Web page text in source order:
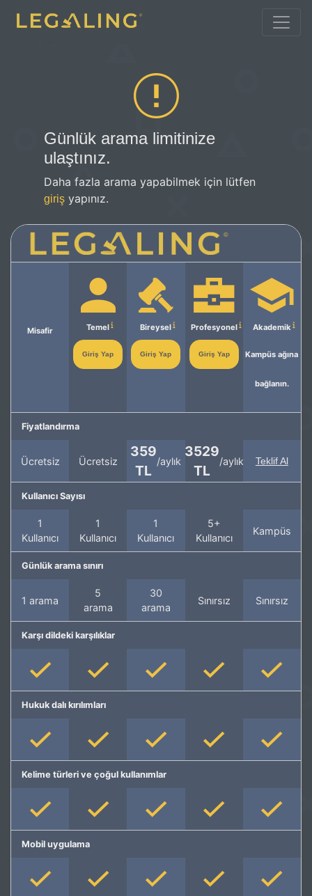
Günlük arama limitinize
ulaştınız.
Daha fazla arama yapabilmek için lütfen
giriş yapınız.
Misafir Temel
Giriş Yap
Bireysel
Giriş Yap
Profesyonel
Giriş Yap
Akademik
Kampüs ağına
bağlanın.
Fiyatlandırma
Ücretsiz Ücretsiz
359
TL
/aylık
3529
TL
/aylık Teklif Al
Kullanıcı Sayısı
1
Kullanıcı
1
Kullanıcı
1
Kullanıcı
5+
Kullanıcı
Kampüs
Günlük arama sınırı
1 arama
5
arama
30
arama
Sınırsız Sınırsız
Karşı dildeki karşılıklar
Hukuk dalı kırılımları
Kelime türleri ve çoğul kullanımlar
Mobil uygulama